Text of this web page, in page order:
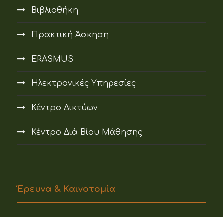
Βιβλιοθήκη
Πρακτική Άσκηση
ERASMUS
Ηλεκτρονικές Υπηρεσίες
Κέντρο Δικτύων
Κέντρο Διά Βίου Μάθησης
Έρευνα & Καινοτομία